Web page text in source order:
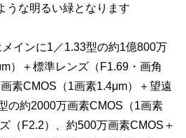
うな明るい緑となります
インに1／1.33型の約1億800万
）＋標準レンズ（F1.69・画角
素CMOS（1画素1.4μm）＋望遠
の約2000万画素CMOS（1画素
（F2.2）、約500万画素CMOS＋